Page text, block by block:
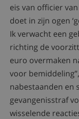
eis van officier
doet in zijn ogen
Ik verwacht een
richting de
euro overmaken
voor
nabestaanden en
gevangenisstraf
wisselende